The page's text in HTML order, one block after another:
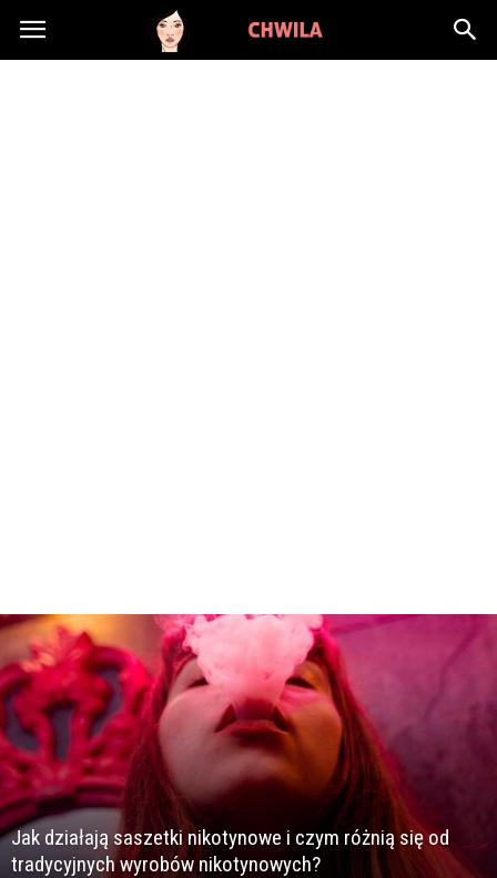
LadyChwila.pl
Jak działają saszetki nikotynowe i czym różnią się od
tradycyjnych wyrobów nikotynowych?